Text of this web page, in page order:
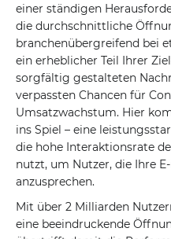
einer ständigen
die durchschnittliche
branchenübergreifend bei
ein erheblicher Teil Ihrer
sorgfältig gestalteten
verpassten Chancen für
Umsatzwachstum. Hier
ins Spiel – eine
die hohe Interaktionsrate
nutzt, um Nutzer, die Ihre
anzusprechen.
Mit über 2 Milliarden
eine beeindruckende